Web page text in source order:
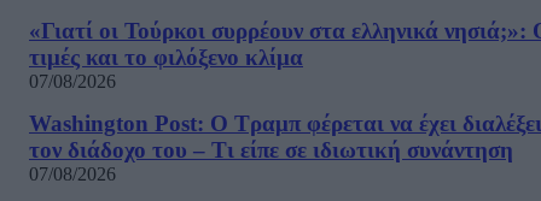
«Γιατί οι Τούρκοι συρρέουν στα ελληνικά νησιά;»:
τιμές και το φιλόξενο κλίμα
07/08/2026
Washington Post: Ο Τραμπ φέρεται να έχει διαλέξει
τον διάδοχο του – Τι είπε σε ιδιωτική συνάντηση
07/08/2026